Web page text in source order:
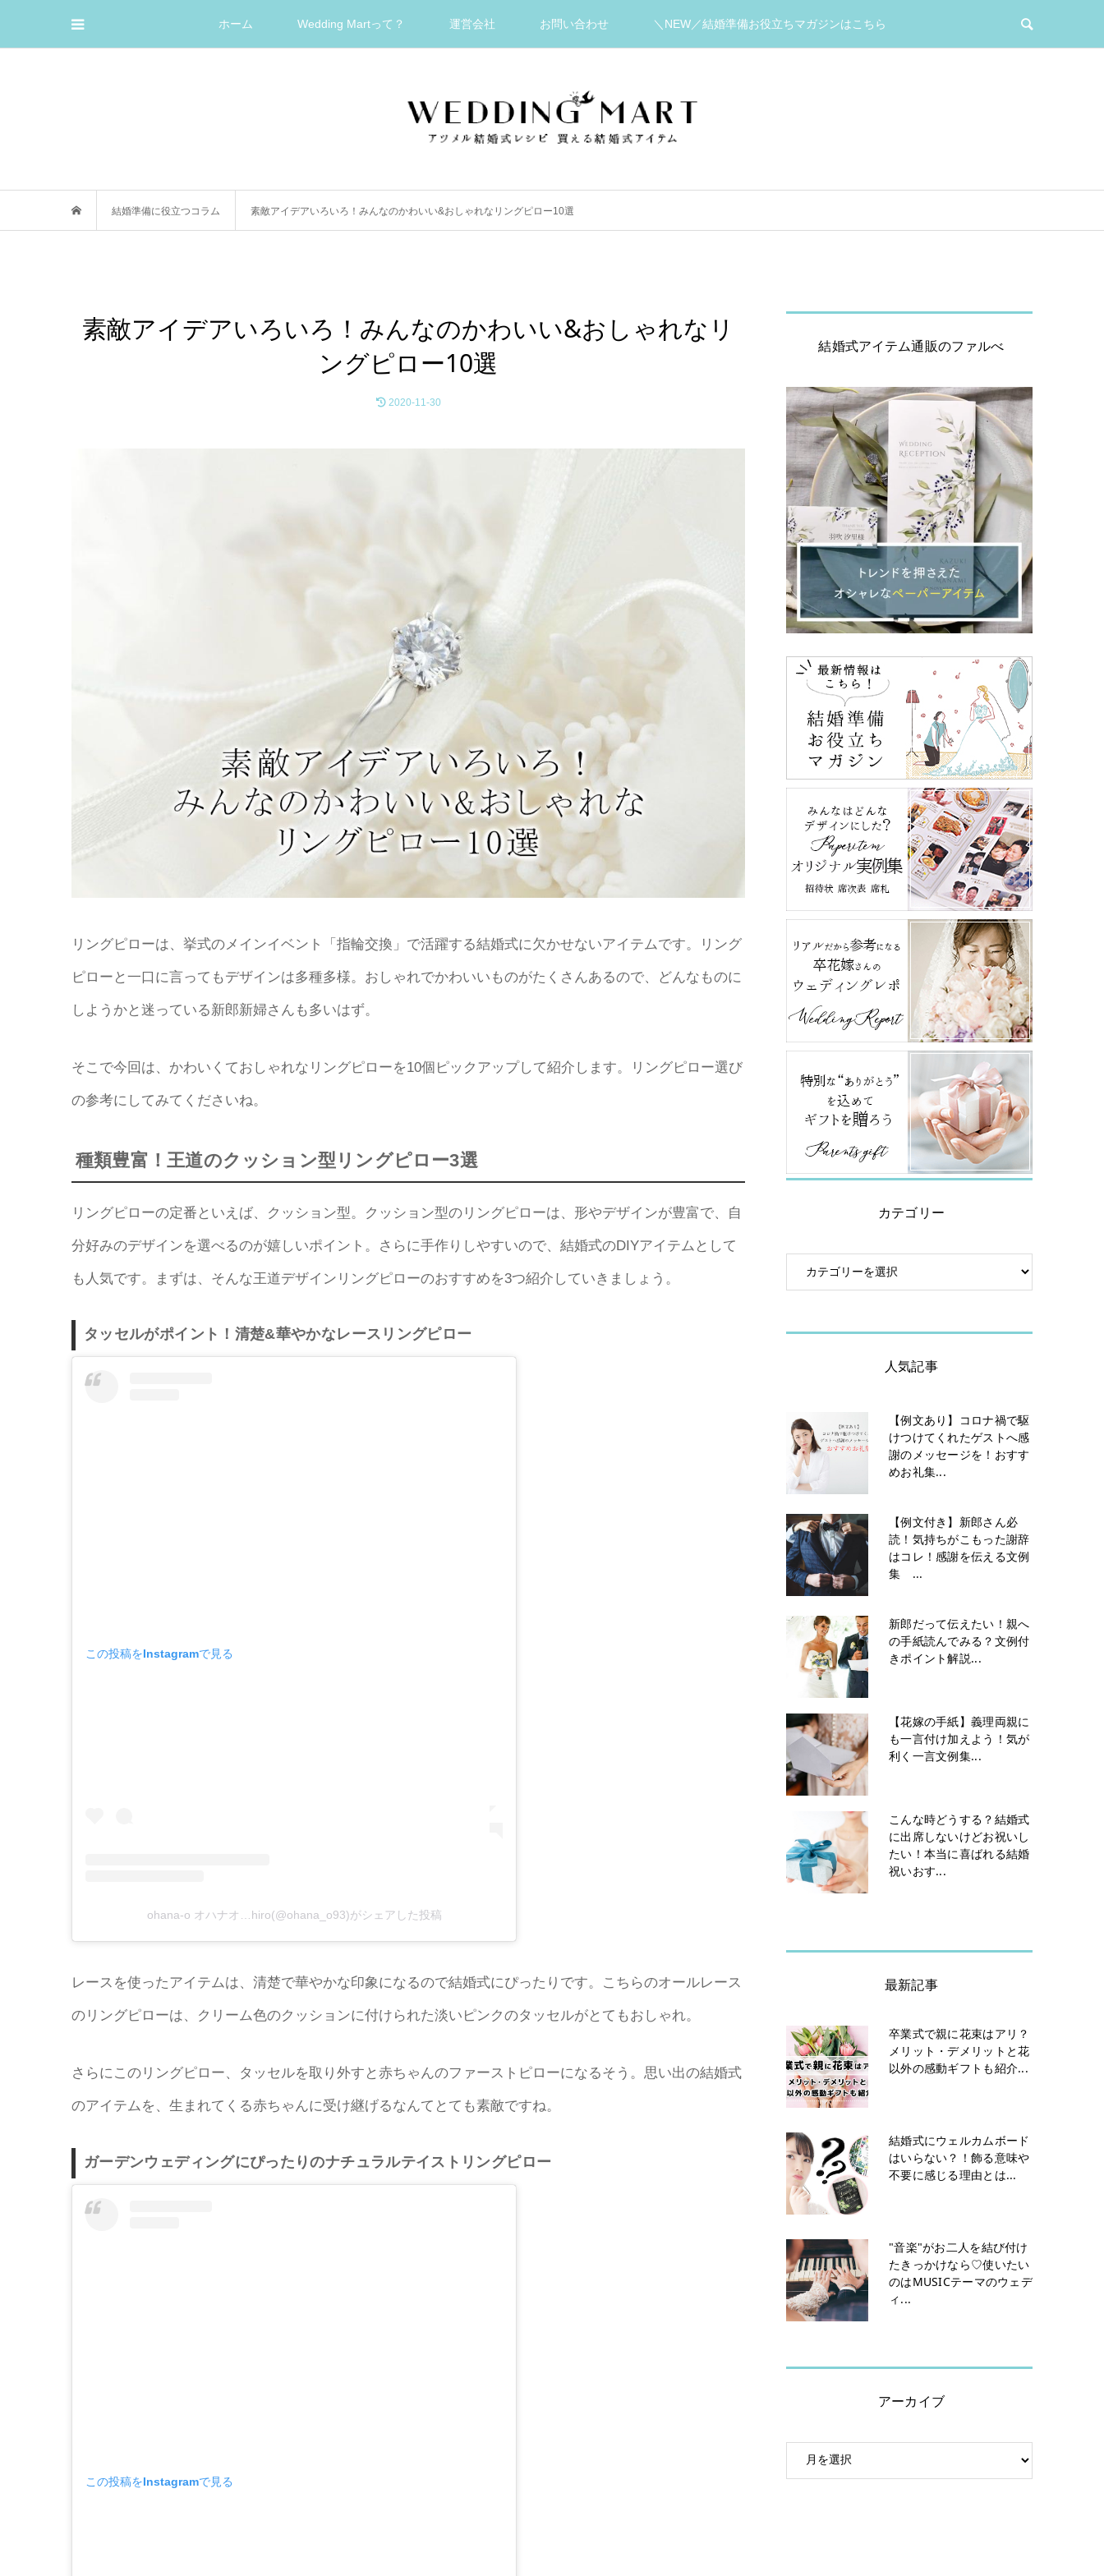
ホーム Wedding Martって？ 運営会社 お問い合わせ ＼NEW／結婚準備お役立ちマガジンはこちら
結婚準備に役立つコラム 素敵アイデアいろいろ！みんなのかわいい&おしゃれなリングピロー10選
素敵アイデアいろいろ！みんなのかわいい&おしゃれなリ
ングピロー10選
2020-11-30
リングピローは、挙式のメインイベント「指輪交換」で活躍する結婚式に欠かせないアイテムです。リング
ピローと一口に言ってもデザインは多種多様。おしゃれでかわいいものがたくさんあるので、どんなものに
しようかと迷っている新郎新婦さんも多いはず。
そこで今回は、かわいくておしゃれなリングピローを10個ピックアップして紹介します。リングピロー選び
の参考にしてみてくださいね。
種類豊富！王道のクッション型リングピロー3選
リングピローの定番といえば、クッション型。クッション型のリングピローは、形やデザインが豊富で、自
分好みのデザインを選べるのが嬉しいポイント。さらに手作りしやすいので、結婚式のDIYアイテムとして
も人気です。まずは、そんな王道デザインリングピローのおすすめを3つ紹介していきましょう。
タッセルがポイント！清楚&華やかなレースリングピロー
この投稿をInstagramで見る
ohana-o オハナオ…hiro(@ohana_o93)がシェアした投稿
レースを使ったアイテムは、清楚で華やかな印象になるので結婚式にぴったりです。こちらのオールレース
のリングピローは、クリーム色のクッションに付けられた淡いピンクのタッセルがとてもおしゃれ。
さらにこのリングピロー、タッセルを取り外すと赤ちゃんのファーストピローになるそう。思い出の結婚式
のアイテムを、生まれてくる赤ちゃんに受け継げるなんてとても素敵ですね。
ガーデンウェディングにぴったりのナチュラルテイストリングピロー
この投稿をInstagramで見る
結婚式アイテム通販のファルべ
カテゴリー
人気記事
【例文あり】コロナ禍で駆
けつけてくれたゲストへ感
謝のメッセージを！おすす
めお礼集...
【例文付き】新郎さん必
読！気持ちがこもった謝辞
はコレ！感謝を伝える文例
集 ...
新郎だって伝えたい！親へ
の手紙読んでみる？文例付
きポイント解説...
【花嫁の手紙】義理両親に
も一言付け加えよう！気が
利く一言文例集...
こんな時どうする？結婚式
に出席しないけどお祝いし
たい！本当に喜ばれる結婚
祝いおす...
最新記事
卒業式で親に花束はアリ？
メリット・デメリットと花
以外の感動ギフトも紹介...
結婚式にウェルカムボード
はいらない？！飾る意味や
不要に感じる理由とは...
"音楽"がお二人を結び付け
たきっかけなら♡使いたい
のはMUSICテーマのウェデ
ィ...
アーカイブ